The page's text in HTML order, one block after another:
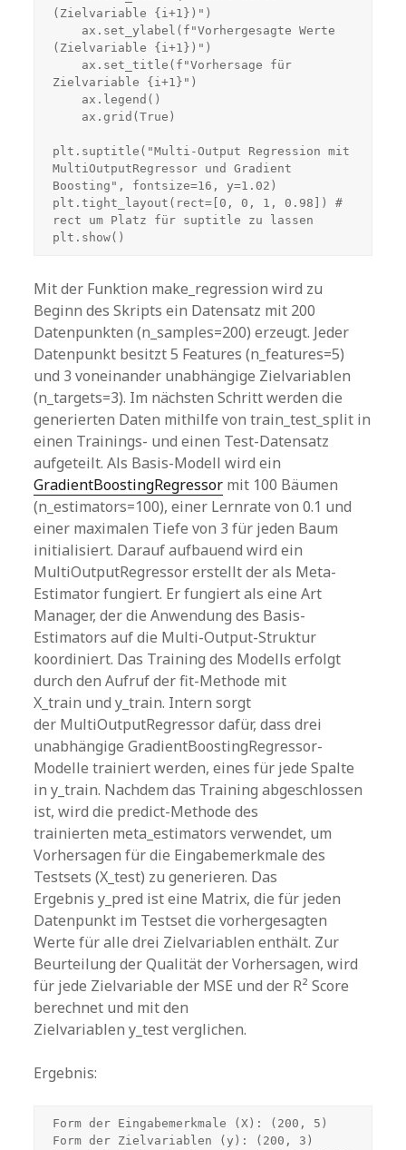
(Zielvariable {i+1})")
(Zielvariable {i+1})")
Zielvariable {i+1}")
plt.suptitle("Multi-Output Regression mit
MultiOutputRegressor und Gradient
Boosting", fontsize=16, y=1.02)
plt.tight_layout(rect=[0, 0, 1, 0.98]) #
rect um Platz für suptitle zu lassen
plt.show()
Mit der Funktion make_regression wird zu
Beginn des Skripts ein Datensatz mit 200
Datenpunkten (n_samples=200) erzeugt. Jeder
Datenpunkt besitzt 5 Features (n_features=5)
und 3 voneinander unabhängige Zielvariablen
(n_targets=3). Im nächsten Schritt werden die
generierten Daten mithilfe von train_test_split in
einen Trainings- und einen Test-Datensatz
aufgeteilt. Als Basis-Modell wird ein
GradientBoostingRegressor mit 100 Bäumen
(n_estimators=100), einer Lernrate von 0.1 und
einer maximalen Tiefe von 3 für jeden Baum
initialisiert. Darauf aufbauend wird ein
MultiOutputRegressor erstellt der als Meta-
Estimator fungiert. Er fungiert als eine Art
Manager, der die Anwendung des Basis-
Estimators auf die Multi-Output-Struktur
koordiniert. Das Training des Modells erfolgt
durch den Aufruf der fit-Methode mit
X_train und y_train. Intern sorgt
der MultiOutputRegressor dafür, dass drei
unabhängige GradientBoostingRegressor-
Modelle trainiert werden, eines für jede Spalte
in y_train. Nachdem das Training abgeschlossen
ist, wird die predict-Methode des
trainierten meta_estimators verwendet, um
Vorhersagen für die Eingabemerkmale des
Testsets (X_test) zu generieren. Das
Ergebnis y_pred ist eine Matrix, die für jeden
Datenpunkt im Testset die vorhergesagten
Werte für alle drei Zielvariablen enthält. Zur
Beurteilung der Qualität der Vorhersagen, wird
für jede Zielvariable der MSE und der R² Score
berechnet und mit den
Zielvariablen y_test verglichen.
Ergebnis:
Form der Eingabemerkmale (X): (200, 5)
Form der Zielvariablen (y): (200, 3)